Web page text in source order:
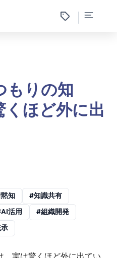
もりの知
くほど外に出
知
#知識共有
活用
#組織開発
、実は驚くほど外に出てい